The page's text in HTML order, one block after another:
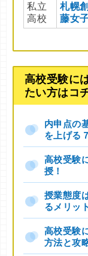
私立
高校
札幌
藤女
高校受験に
たい方はコ
内申点の
を上げる
高校受験
授！
授業態度
るメリッ
高校受験
方法と攻